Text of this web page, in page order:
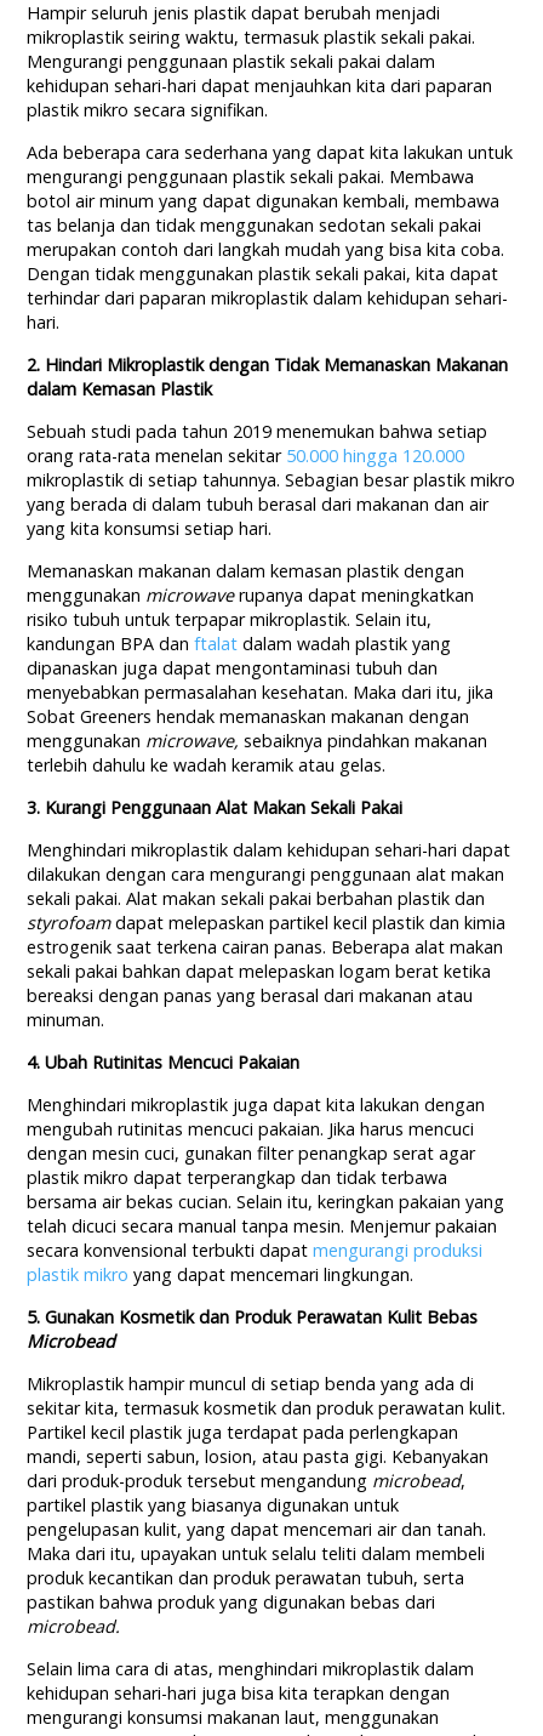
Hampir seluruh jenis plastik dapat berubah menjadi
mikroplastik seiring waktu, termasuk plastik sekali pakai.
Mengurangi penggunaan plastik sekali pakai dalam
kehidupan sehari-hari dapat menjauhkan kita dari paparan
plastik mikro secara signifikan.
Ada beberapa cara sederhana yang dapat kita lakukan untuk
mengurangi penggunaan plastik sekali pakai. Membawa
botol air minum yang dapat digunakan kembali, membawa
tas belanja dan tidak menggunakan sedotan sekali pakai
merupakan contoh dari langkah mudah yang bisa kita coba.
Dengan tidak menggunakan plastik sekali pakai, kita dapat
terhindar dari paparan mikroplastik dalam kehidupan sehari-
hari.
2. Hindari Mikroplastik dengan Tidak Memanaskan Makanan
dalam Kemasan Plastik
Sebuah studi pada tahun 2019 menemukan bahwa setiap
orang rata-rata menelan sekitar 50.000 hingga 120.000
mikroplastik di setiap tahunnya. Sebagian besar plastik mikro
yang berada di dalam tubuh berasal dari makanan dan air
yang kita konsumsi setiap hari.
Memanaskan makanan dalam kemasan plastik dengan
menggunakan microwaverupanya dapat meningkatkan
risiko tubuh untuk terpapar mikroplastik. Selain itu,
kandungan BPA danftalat dalam wadah plastik yang
dipanaskan juga dapat mengontaminasi tubuh dan
menyebabkan permasalahan kesehatan. Maka dari itu, jika
Sobat Greeners hendak memanaskan makanan dengan
menggunakan microwave,sebaiknya pindahkan makanan
terlebih dahulu ke wadah keramik atau gelas.
3. Kurangi Penggunaan Alat Makan Sekali Pakai
Menghindari mikroplastik dalam kehidupan sehari-hari dapat
dilakukan dengan cara mengurangi penggunaan alat makan
sekali pakai. Alat makan sekali pakai berbahan plastik dan
styrofoamdapat melepaskan partikel kecil plastik dan kimia
estrogenik saat terkena cairan panas. Beberapa alat makan
sekali pakai bahkan dapat melepaskan logam berat ketika
bereaksi dengan panas yang berasal dari makanan atau
minuman.
4. Ubah Rutinitas Mencuci Pakaian
Menghindari mikroplastik juga dapat kita lakukan dengan
mengubah rutinitas mencuci pakaian. Jika harus mencuci
dengan mesin cuci, gunakan filter penangkap serat agar
plastik mikro dapat terperangkap dan tidak terbawa
bersama air bekas cucian. Selain itu, keringkan pakaian yang
telah dicuci secara manual tanpa mesin. Menjemur pakaian
secara konvensional terbukti dapatmengurangi produksi
plastik mikro yang dapat mencemari lingkungan.
5. Gunakan Kosmetik dan Produk Perawatan Kulit Bebas
Microbead
Mikroplastik hampir muncul di setiap benda yang ada di
sekitar kita, termasuk kosmetik dan produk perawatan kulit.
Partikel kecil plastik juga terdapat pada perlengkapan
mandi, seperti sabun, losion, atau pasta gigi. Kebanyakan
dari produk-produk tersebut mengandung microbead,
partikel plastik yang biasanya digunakan untuk
pengelupasan kulit, yang dapat mencemari air dan tanah.
Maka dari itu, upayakan untuk selalu teliti dalam membeli
produk kecantikan dan produk perawatan tubuh, serta
pastikan bahwa produk yang digunakan bebas dari
microbead.
Selain lima cara di atas, menghindari mikroplastik dalam
kehidupan sehari-hari juga bisa kita terapkan dengan
mengurangi konsumsi makanan laut, menggunakan